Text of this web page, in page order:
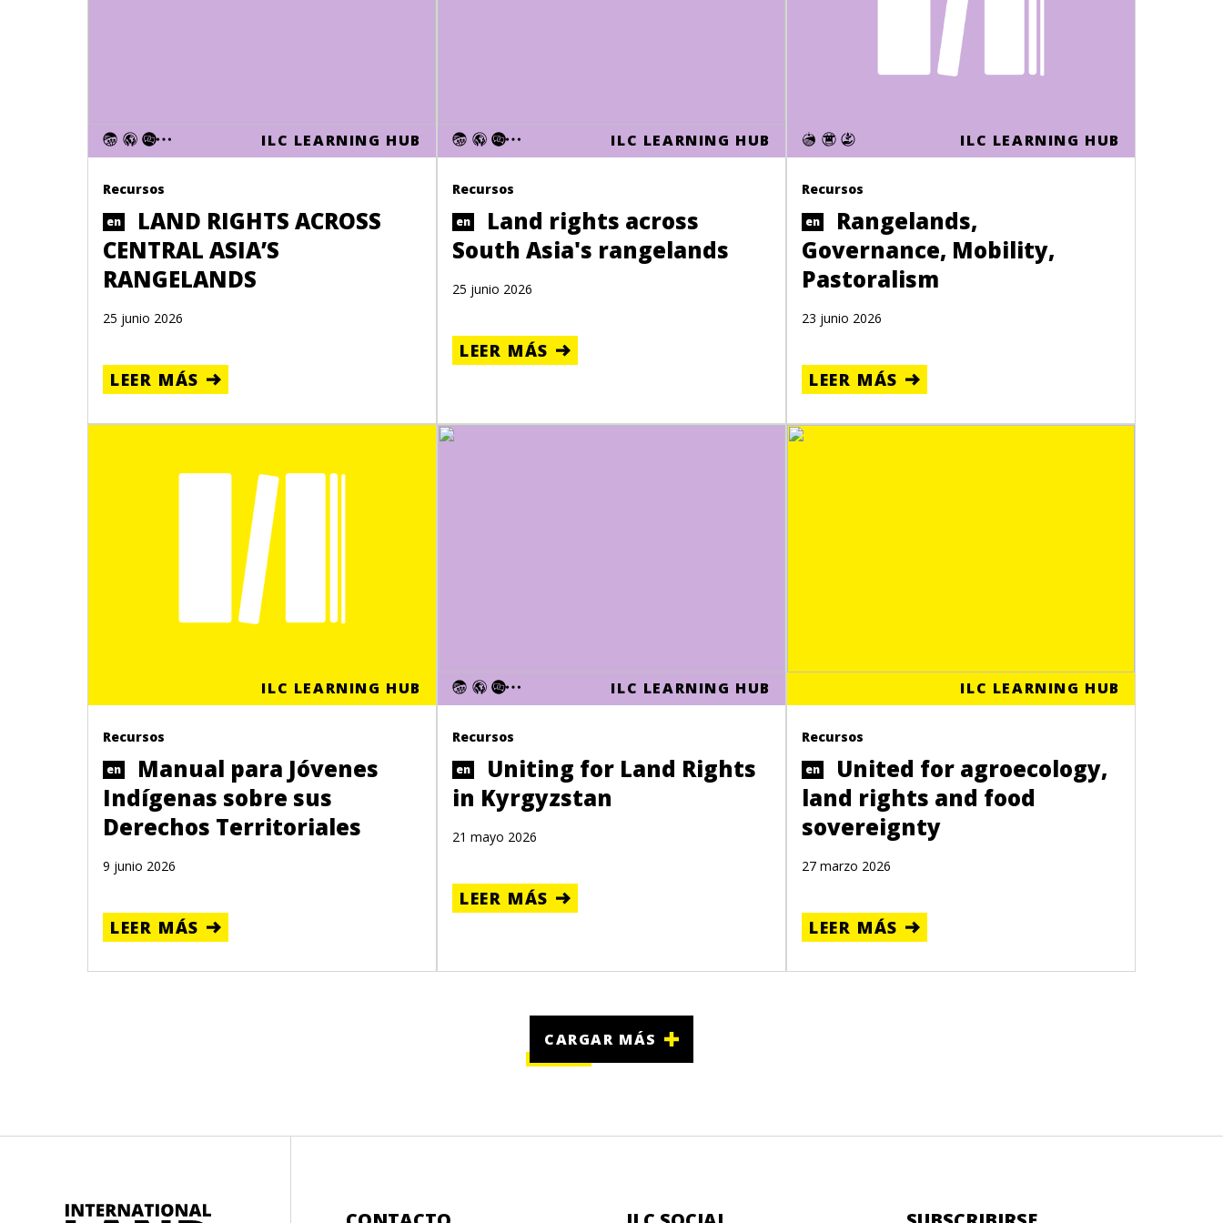
ILC LEARNING HUB
Recursos
en
LAND RIGHTS ACROSS
CENTRAL ASIA’S
RANGELANDS
25 junio 2026
LEER MÁS
ILC LEARNING HUB
Recursos
en
Land rights across
South Asia's rangelands
25 junio 2026
LEER MÁS
ILC LEARNING HUB
Recursos
en
Rangelands,
Governance, Mobility,
Pastoralism
23 junio 2026
LEER MÁS
ILC LEARNING HUB
Recursos
en
Manual para Jóvenes
Indígenas sobre sus
Derechos Territoriales
9 junio 2026
LEER MÁS
ILC LEARNING HUB
Recursos
en
Uniting for Land Rights
in Kyrgyzstan
21 mayo 2026
LEER MÁS
ILC LEARNING HUB
Recursos
en
United for agroecology,
land rights and food
sovereignty
27 marzo 2026
LEER MÁS
CARGAR MÁS